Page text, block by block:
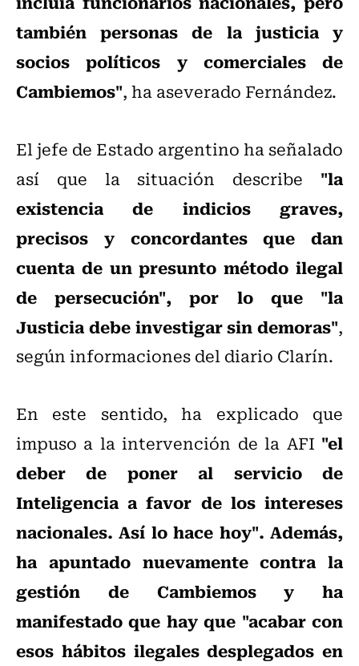
también personas de la justicia y
socios políticos y comerciales de
Cambiemos", ha aseverado Fernández.
El jefe de Estado argentino ha señalado
así que la situación describe "la
existencia de indicios graves,
precisos y concordantes que dan
cuenta de un presunto método ilegal
de persecución", por lo que "la
Justicia debe investigar sin demoras",
según informaciones del diario Clarín.
En este sentido, ha explicado que
impuso a la intervención de la AFI "el
deber de poner al servicio de
Inteligencia a favor de los intereses
nacionales. Así lo hace hoy". Además,
ha apuntado nuevamente contra la
gestión de Cambiemos y ha
manifestado que hay que "acabar con
esos hábitos ilegales desplegados en